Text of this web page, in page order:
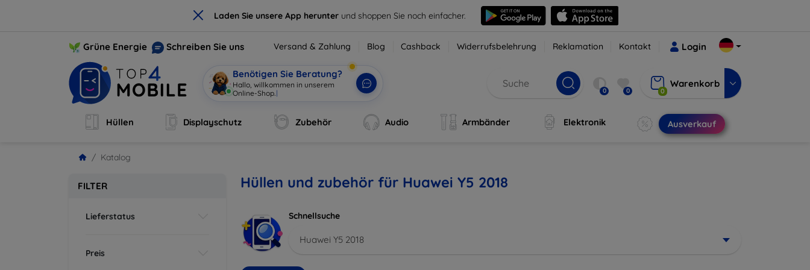
× Laden Sie unsere App herunter und shoppen Sie noch einfacher.
Grüne Energie Schreiben Sie uns Versand & Zahlung Blog Cashback Widerrufsbelehrung Reklamation Kontakt Login
Benötigen Sie Beratung?
Hallo, willkommen in unserem
Online-Shop. | 0 0 0
Warenkorb
Hüllen Displayschutz Zubehör Audio Armbänder Elektronik Ausverkauf
Katalog
FILTER
Lieferstatus
Preis
Hüllen und zubehör für Huawei Y5 2018
Schnellsuche
Huawei Y5 2018